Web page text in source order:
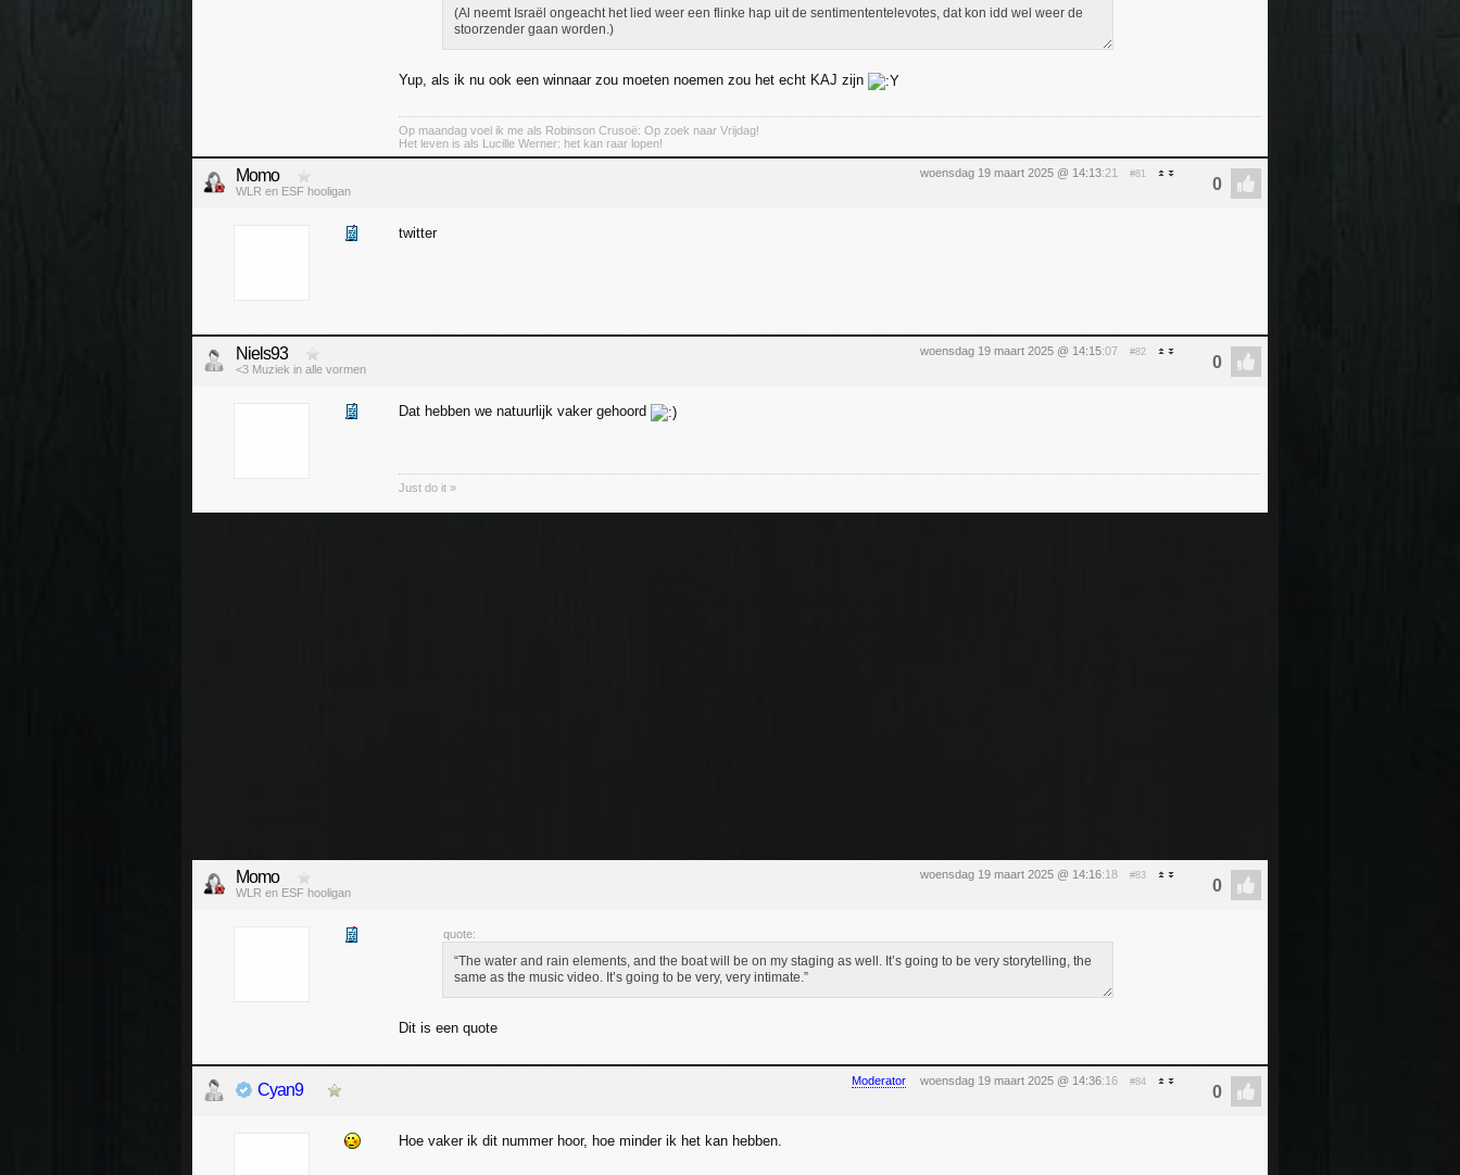
(Al neemt Israël ongeacht het lied weer een flinke hap uit de sentimententelevotes, dat kon idd wel weer de
stoorzender gaan worden.)
Yup, als ik nu ook een winnaar zou moeten noemen zou het echt KAJ zijn
Op maandag voel ik me als Robinson Crusoë: Op zoek naar Vrijdag!
Het leven is als Lucille Werner: het kan raar lopen!
woensdag 19 maart 2025 @ 14:13:21 #81
Momo
WLR en ESF hooligan
twitter
woensdag 19 maart 2025 @ 14:15:07 #82
Niels93
<3 Muziek in alle vormen
Dat hebben we natuurlijk vaker gehoord
Just do it »
woensdag 19 maart 2025 @ 14:16:18 #83
Momo
WLR en ESF hooligan
quote:
“The water and rain elements, and the boat will be on my staging as well. It’s going to be very storytelling, the
same as the music video. It’s going to be very, very intimate.”
Dit is een quote
Moderator woensdag 19 maart 2025 @ 14:36:16 #84
Cyan9
Hoe vaker ik dit nummer hoor, hoe minder ik het kan hebben.